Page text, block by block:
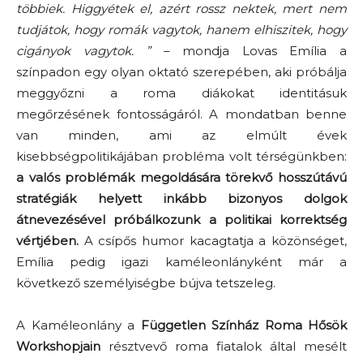
többiek. Higgyétek el, azért rossz nektek, mert nem
tudjátok, hogy romák vagytok, hanem elhiszitek, hogy
cigányok vagytok. ”– mondja Lovas Emília a
színpadon egy olyan oktató szerepében, aki próbálja
meggyőzni a roma diákokat identitásuk
megőrzésének fontosságáról. A mondatban benne
van minden, ami az elmúlt évek
kisebbségpolitikájában probléma volt térségünkben:
a valós problémák megoldására törekvő hosszútávú
stratégiák helyett inkább bizonyos dolgok
átnevezésével próbálkozunk a politikai korrektség
vértjében. A csípős humor kacagtatja a közönséget,
Emília pedig igazi kaméleonlányként már a
következő személyiségbe bújva tetszeleg.
A Kaméleonlány a Független Színház Roma Hősök
Workshopjain résztvevő roma fiatalok által mesélt